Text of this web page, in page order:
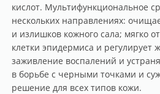
кислот. Мультифункциональное
нескольких направлениях:
и излишков кожного сала; мягко
клетки эпидермиса и регулирует
заживление воспалений и
в борьбе с черными точками и
решение для всех типов кожи.